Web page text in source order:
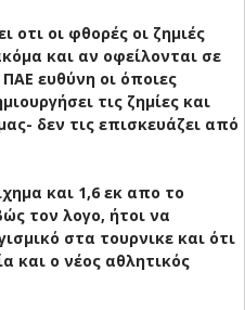
οτι οι φθορές οι ζημιές
και αν οφείλονται σε
ευθύνη οι όποιες
τις ζημίες και
δεν τις επισκευάζει από
και 1,6 εκ απο το
τον λογο, ήτοι να
στα τουρνικε και ότι
και ο νέος αθλητικός